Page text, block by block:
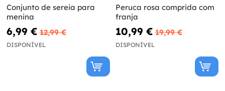
Conjunto de sereia para
menina
6,99 € 12,99 €
DISPONÍVEL
Peruca rosa comprida com
franja
10,99 € 19,99 €
DISPONÍVEL